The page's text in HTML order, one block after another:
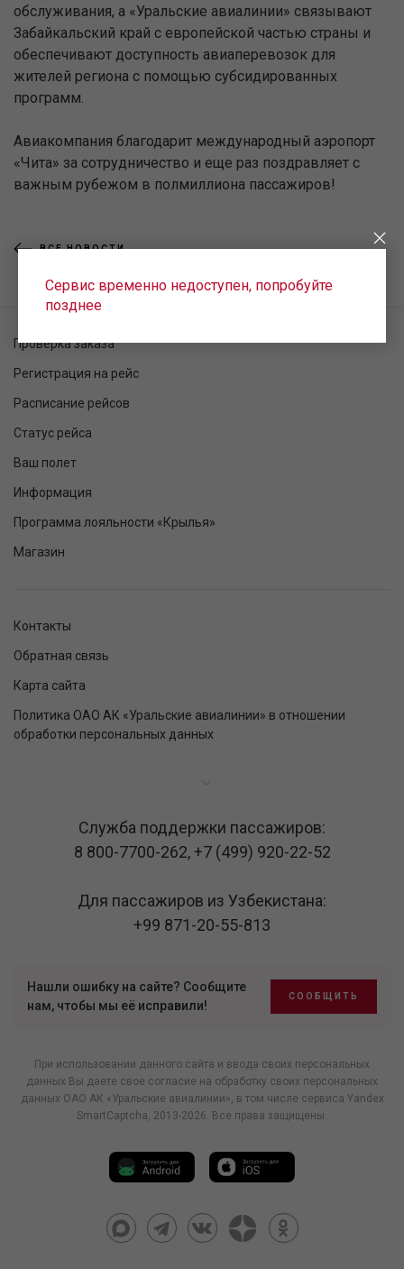
обслуживания, а «Уральские авиалинии» связывают
Забайкальский край с европейской частью страны и
обеспечивают доступность авиаперевозок для
жителей региона с помощью субсидированных
программ.
Авиакомпания благодарит международный аэропорт
«Чита» за сотрудничество и еще раз поздравляет с
важным рубежом в полмиллиона пассажиров!
ВСЕ НОВОСТИ
Сервис временно недоступен, попробуйте
позднее
Проверка заказа
Регистрация на рейс
Расписание рейсов
Статус рейса
Ваш полет
Информация
Программа лояльности «Крылья»
Магазин
Контакты
Обратная связь
Карта сайта
Политика ОАО АК «Уральские авиалинии» в отношении
обработки персональных данных
Служба поддержки пассажиров:
8 800-7700-262,+7 (499) 920-22-52
Для пассажиров из Узбекистана:
+99 871-20-55-813
Нашли ошибку на сайте? Сообщите
нам, чтобы мы её исправили!
СООБЩИТЬ
При использовании данного сайта и ввода своих персональных
данных Вы даете свое согласие на обработку своих персональных
данных ОАО АК «Уральские авиалинии», в том числе сервиса Yandex
SmartCaptcha, 2013-2026. Все права защищены.